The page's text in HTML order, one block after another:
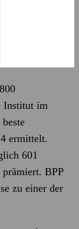
Institut im
ermittelt.
601
prämiert. BPP
zu einer der